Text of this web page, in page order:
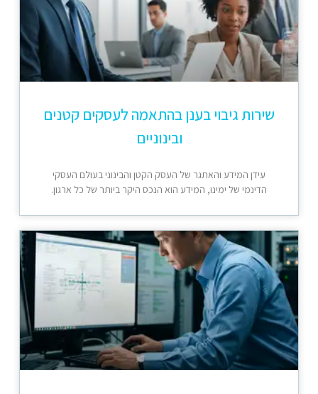
שירות גיבוי בענן בהתאמה לעסקים קטנים
ובינוניים
עידן המידע והאתגר של העסק הקטן והבינוני בעולם העסקי
הדינמי של ימינו, המידע הוא הנכס היקר ביותר של כל ארגון.